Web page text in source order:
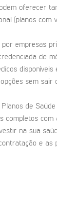
oferecer
(planos com
empresas
de
sem sair
de
completos
na sua
e as